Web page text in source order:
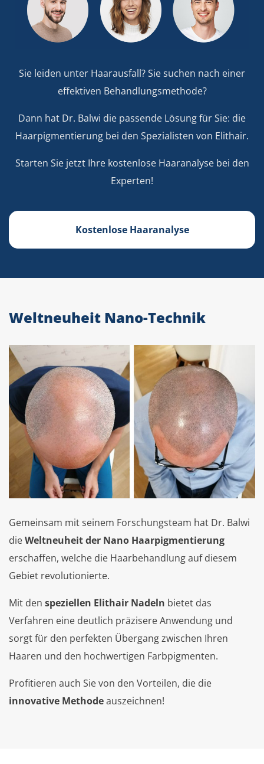
Sie leiden unter Haarausfall? Sie suchen nach einer
effektiven Behandlungsmethode?
Dann hat Dr. Balwi die passende Lösung für Sie: die
Haarpigmentierung bei den Spezialisten von Elithair.
Starten Sie jetzt Ihre kostenlose Haaranalyse bei den
Experten!
Kostenlose Haaranalyse
Weltneuheit Nano-Technik
Gemeinsam mit seinem Forschungsteam hat Dr. Balwi
dieWeltneuheit der Nano Haarpigmentierung
erschaffen, welche die Haarbehandlung auf diesem
Gebiet revolutionierte.
Mit den speziellen Elithair Nadeln bietet das
Verfahren eine deutlich präzisere Anwendung und
sorgt für den perfekten Übergang zwischen Ihren
Haaren und den hochwertigen Farbpigmenten.
Profitieren auch Sie von den Vorteilen, die die
innovative Methodeauszeichnen!